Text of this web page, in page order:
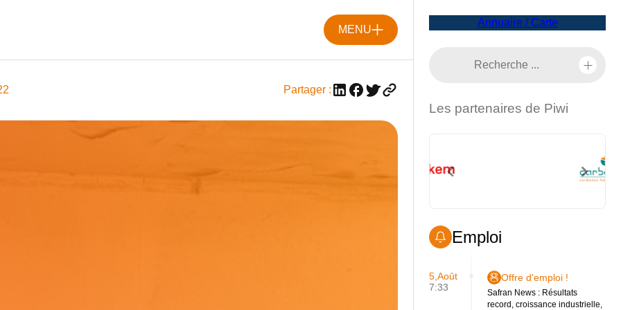
MENU
Partager :
Annuaire / Carte
Les partenaires de Piwi
Emploi
5,Août
7:33
Offre d'emploi !
Safran News : Résultats
record, croissance industrielle,